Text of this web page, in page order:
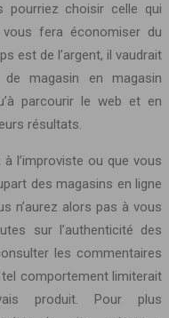
pourriez choisir celle qui
fera économiser du
est de l’argent, il vaudrait
de magasin en magasin
parcourir le web et en
résultats.
l’improviste ou que vous
des magasins en ligne
n’aurez alors pas à vous
sur l’authenticité des
les commentaires
comportement limiterait
produit. Pour plus